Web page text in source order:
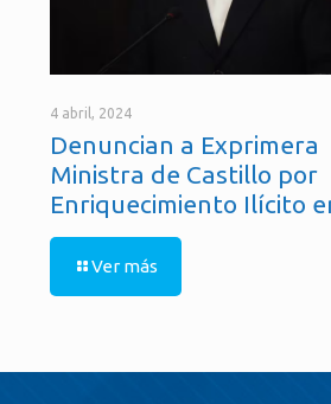
4 abril, 2024
Denuncian a Exprimera
Ministra de Castillo por
Enriquecimiento Ilícito
Ver más